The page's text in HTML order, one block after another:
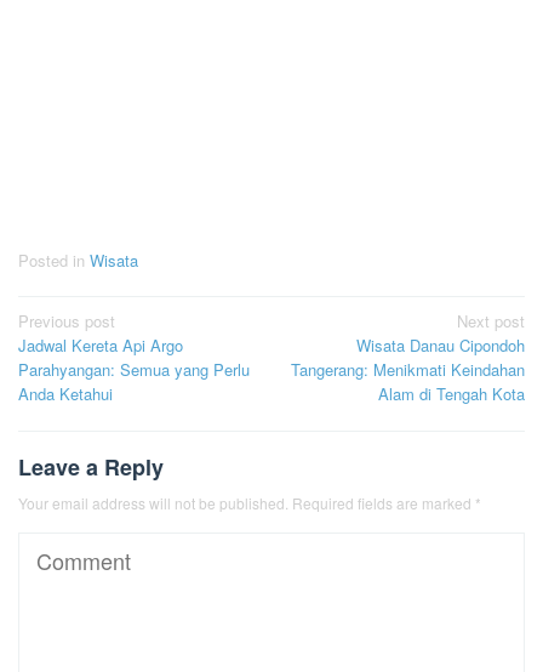
Posted in Wisata
Post
navigation
Previous post
Jadwal Kereta Api Argo
Parahyangan: Semua yang Perlu
Anda Ketahui
Next post
Wisata Danau Cipondoh
Tangerang: Menikmati Keindahan
Alam di Tengah Kota
Leave a Reply
Your email address will not be published. Required fields are marked *